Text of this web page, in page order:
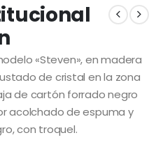
«Steven», en madera
de cristal en la zona
de cartón forrado negro
acolchado de espuma y
con troquel.